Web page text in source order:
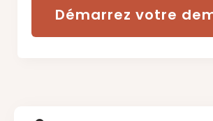
Démarrez votre